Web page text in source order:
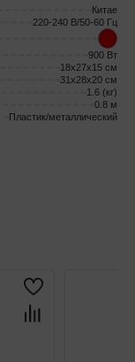
Китае
220-240 В/50-60 Гц
900 Вт
18x27x15 см
31x28x20 см
1.6 (кг)
0.8 м
Пластик/металлический